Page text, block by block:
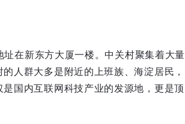
在新东方大厦一楼。中关村聚集着大量
人群大多是附近的上班族、海淀居民，
国内互联网科技产业的发源地，更是顶